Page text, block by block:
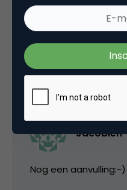
zelfgemaakte
verdien Ã­k er geld
24 februari 2006
Jacobien
Nog een aanvulling:-)